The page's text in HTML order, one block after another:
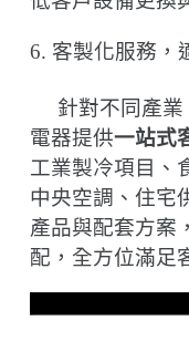
6. 客製化服務，
針對不同產
電器提供一站式
工業製冷項目、
中央空調、住宅
產品與配套方案
配，全方位滿足